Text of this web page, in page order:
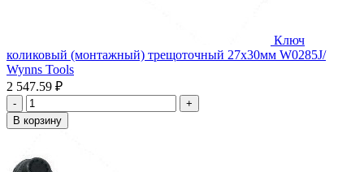
Ключ
коликовый (монтажный) трещоточный 27х30мм W0285J/
Wynns Tools
2 547.59 ₽
-
+
В корзину